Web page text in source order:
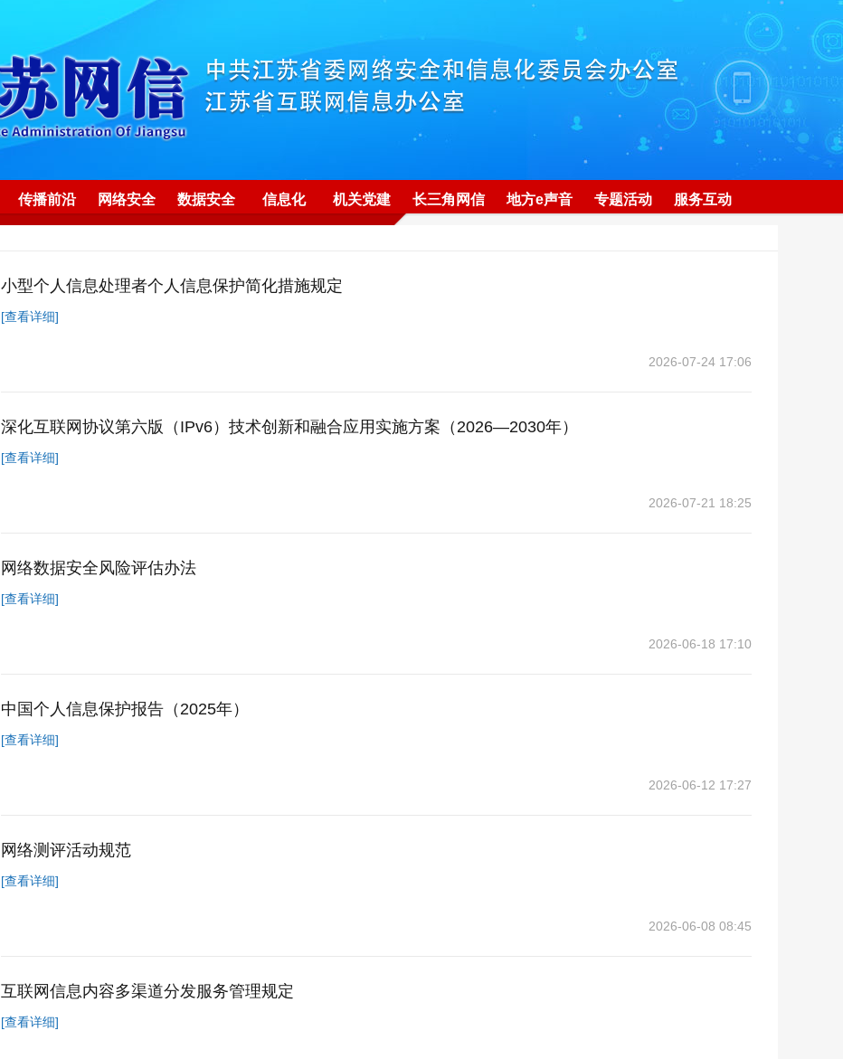
传播前沿 网络安全 数据安全 信息化 机关党建 长三角网信 地方e声音 专题活动 服务互动
小型个人信息处理者个人信息保护简化措施规定
[查看详细]
2026-07-24 17:06
深化互联网协议第六版（IPv6）技术创新和融合应用实施方案（2026—2030年）
[查看详细]
2026-07-21 18:25
网络数据安全风险评估办法
[查看详细]
2026-06-18 17:10
中国个人信息保护报告（2025年）
[查看详细]
2026-06-12 17:27
网络测评活动规范
[查看详细]
2026-06-08 08:45
互联网信息内容多渠道分发服务管理规定
[查看详细]